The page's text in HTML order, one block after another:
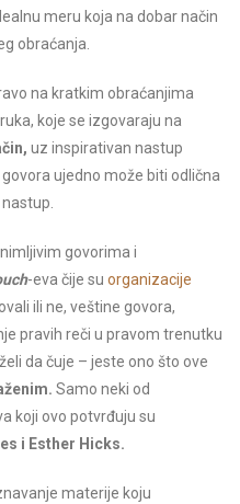
meru koja na dobar način
obraćanja.
na kratkim obraćanjima
koje se izgovaraju na
uz inspirativan nastup
ujedno može biti odlična
govorima i
-eva čije su organizacije
ili ne, veštine govora,
pravih reči u pravom trenutku
da čuje – jeste ono što ove
Samo neki od
koji ovo potvrđuju su
i Esther Hicks.
materije koju